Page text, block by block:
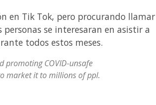
en Tik Tok, pero procurando llamar
se interesaran en asistir a
todos estos meses.
promoting COVID-unsafe
market it to millions of ppl.